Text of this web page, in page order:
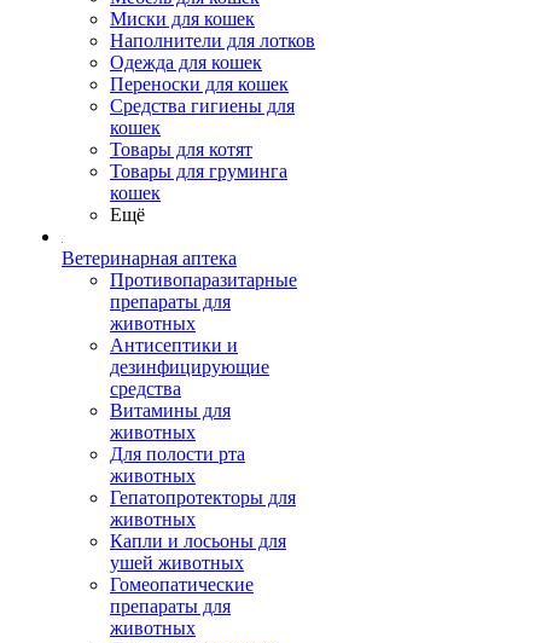
Миски для кошек
Наполнители для лотков
Одежда для кошек
Переноски для кошек
Средства гигиены для
кошек
Товары для котят
Товары для груминга
кошек
Ещё
Ветеринарная аптека
Противопаразитарные
препараты для
животных
Антисептики и
дезинфицирующие
средства
Витамины для
животных
Для полости рта
животных
Гепатопротекторы для
животных
Капли и лосьоны для
ушей животных
Гомеопатические
препараты для
животных